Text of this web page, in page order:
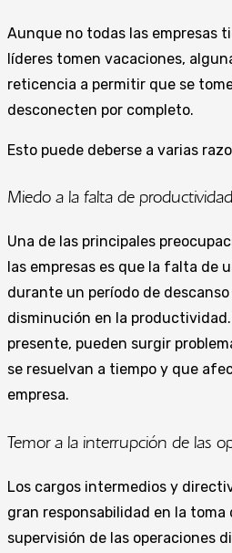
Aunque no todas las empresas
líderes tomen vacaciones,
reticencia a permitir que se
desconecten por completo.
Esto puede deberse a varias
Miedo a la falta de
Una de las principales
las empresas es que la falta de
durante un período de
disminución en la
presente, pueden surgir
se resuelvan a tiempo y que
empresa.
Temor a la interrupción de las
Los cargos intermedios y
gran responsabilidad en la toma
supervisión de las operaciones